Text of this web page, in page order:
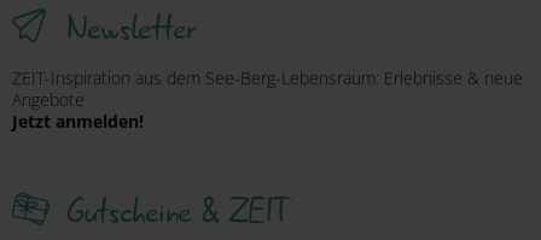
Newsletter
ZEIT-Inspiration aus dem See-Berg-Lebensraum: Erlebnisse & neue
Angebote
Jetzt anmelden!
Gutscheine & ZEIT